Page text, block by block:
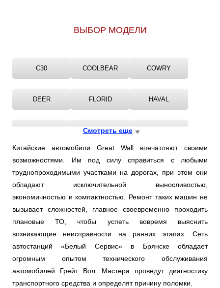
ВЫБОР МОДЕЛИ
C30 COOLBEAR COWRY
DEER FLORID HAVAL
PERI
SOCOOL STEED TENGYI
Смотреть еще
Китайские автомобили Great Wall впечатляют своими
возможностями. Им под силу справиться с любыми
труднопроходимыми участками на дорогах, при этом они
обладают исключительной выносливостью,
экономичностью и компактностью. Ремонт таких машин не
вызывает сложностей, главное своевременно проходить
плановые ТО, чтобы успеть вовремя выяснить
возникающие неисправности на ранних этапах. Сеть
автостанций «Белый Сервис» в Брянске обладает
огромным опытом технического обслуживания
автомобилей Грейт Вол. Мастера проведут диагностику
транспортного средства и определят причину поломки.